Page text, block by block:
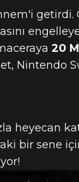
getirdi.
20
Nintendo
heyecan
bir sene